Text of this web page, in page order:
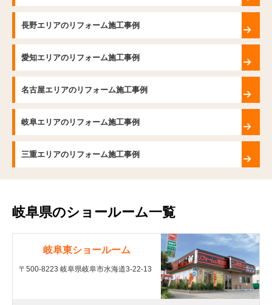
長野エリアのリフォーム施工事例
愛知エリアのリフォーム施工事例
名古屋エリアのリフォーム施工事例
岐阜エリアのリフォーム施工事例
三重エリアのリフォーム施工事例
岐阜県のショールーム一覧
岐阜東ショールーム
〒500-8223 岐阜県岐阜市水海道3-22-13